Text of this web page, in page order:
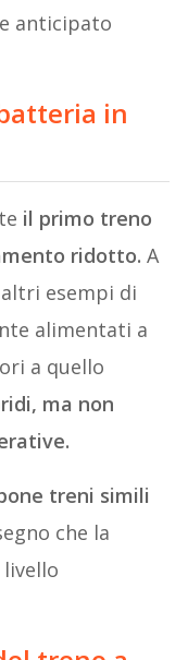
anticipato
in
il primo treno
ridotto. A
esempi di
alimentati a
a quello
ma non
treni simili
che la